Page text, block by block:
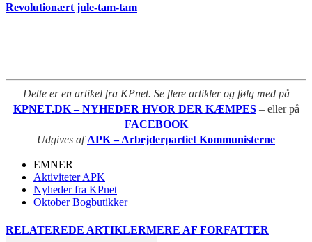
Revolutionært jule-tam-tam
Dette er en artikel fra KPnet. Se flere artikler og følg med på
KPNET.DK – NYHEDER HVOR DER KÆMPES – eller på
FACEBOOK
Udgives afAPK – Arbejderpartiet Kommunisterne
EMNER
Aktiviteter APK
Nyheder fra KPnet
Oktober Bogbutikker
RELATEREDE ARTIKLERMERE AF FORFATTER